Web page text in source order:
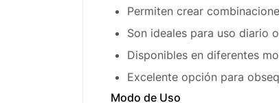
Permiten crear
Son ideales para uso diario
Disponibles en diferentes
Excelente opción para
Modo de Uso